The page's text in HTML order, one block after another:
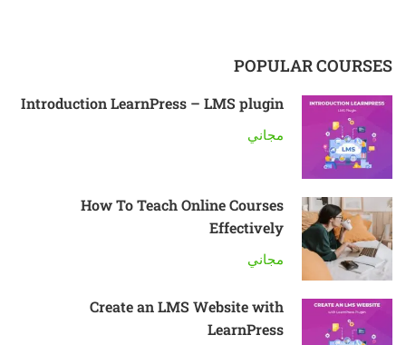
POPULAR COURSES
Introduction LearnPress – LMS plugin
مجاني
How To Teach Online Courses
Effectively
مجاني
Create an LMS Website with
LearnPress